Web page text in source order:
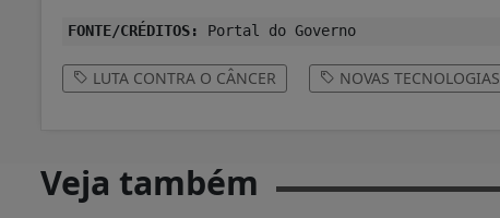
FONTE/CRÉDITOS: Portal do Governo
LUTA CONTRA O CÂNCER NOVAS TECNOLOGIAS
Veja também